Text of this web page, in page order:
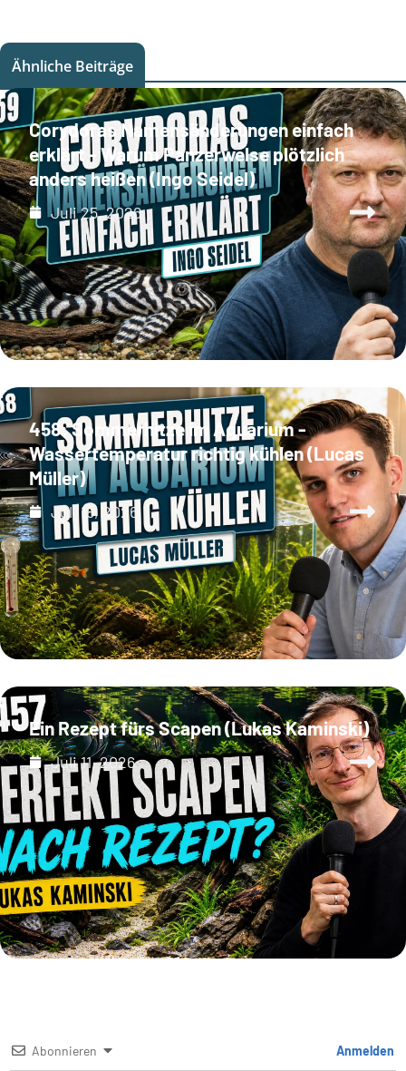
Ähnliche Beiträge
Corydoras Namensänderungen einfach
erklärt - Warum Panzerwelse plötzlich
anders heißen (Ingo Seidel)
Juli 25, 2026
458: Sommerhitze im Aquarium -
Wassertemperatur richtig kühlen (Lucas
Müller)
Juli 18, 2026
Ein Rezept fürs Scapen (Lukas Kaminski)
Juli 11, 2026
Abonnieren Anmelden